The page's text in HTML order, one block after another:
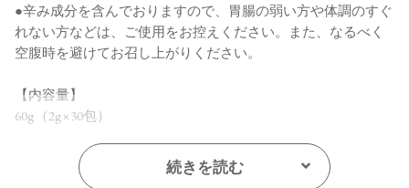
●辛み成分を含んでおりますので、胃腸の弱い方や体調のすぐ
れない方などは、ご使用をお控えください。また、なるべく
空腹時を避けてお召し上がりください。
【内容量】
60g（2g×30包）
【商品サイズ】
94×60×151㎜(高さx奥行x幅)
続きを読む